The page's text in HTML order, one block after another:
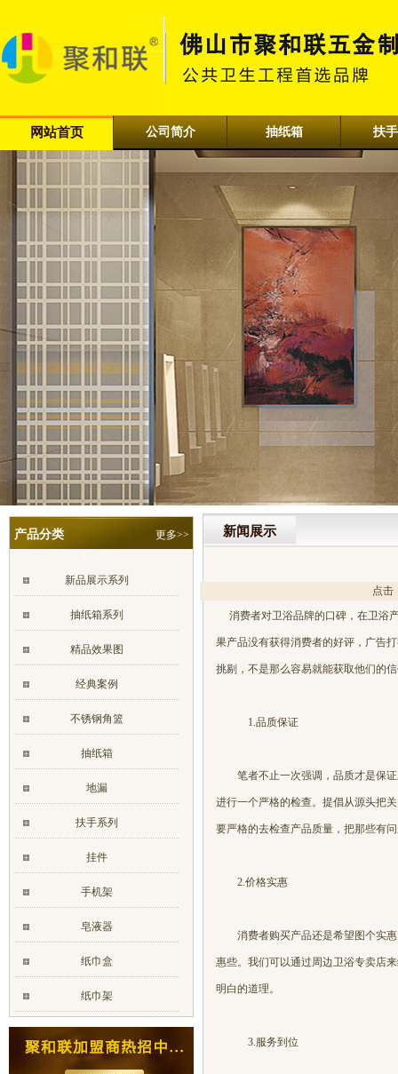
网站首页 公司简介 抽纸箱 扶
产品分类 更多>>
新品展示系列
抽纸箱系列
精品效果图
经典案例
不锈钢角篮
抽纸箱
地漏
扶手系列
挂件
手机架
皂液器
纸巾盒
纸巾架
新闻展示
点击
消费者对卫浴品牌的口碑，在卫浴
果产品没有获得消费者的好评，广告
挑剔，不是那么容易就能获取他们的
1.品质保证
笔者不止一次强调，品质才是保证
进行一个严格的检查。提倡从源头把
要严格的去检查产品质量，把那些有
2.价格实惠
消费者购买产品还是希望图个实惠
惠些。我们可以通过周边卫浴专卖店
明白的道理。
3.服务到位